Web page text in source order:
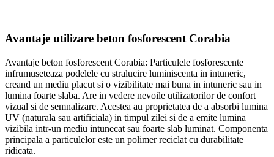
Avantaje utilizare beton fosforescent Corabia
Avantaje beton fosforescent Corabia: Particulele fosforescente
infrumuseteaza podelele cu stralucire luminiscenta in intuneric,
creand un mediu placut si o vizibilitate mai buna in intuneric sau in
lumina foarte slaba. Are in vedere nevoile utilizatorilor de confort
vizual si de semnalizare. Acestea au proprietatea de a absorbi lumina
UV (naturala sau artificiala) in timpul zilei si de a emite lumina
vizibila intr-un mediu intunecat sau foarte slab luminat. Componenta
principala a particulelor este un polimer reciclat cu durabilitate
ridicata.